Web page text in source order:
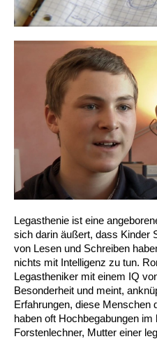
Legasthenie ist eine
sich darin äußert, dass Kinder
von Lesen und Schreiben
nichts mit Intelligenz zu tun.
Legastheniker mit einem IQ
Besonderheit und meint,
Erfahrungen, diese Menschen
haben oft Hochbegabungen
Forstenlechner, Mutter einer